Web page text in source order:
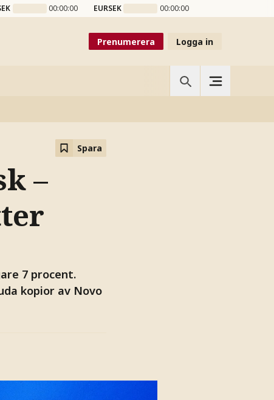
00:00:00 EURSEK 00:00:00
Prenumerera Logga in
Spara
–
7 procent.
kopior av Novo